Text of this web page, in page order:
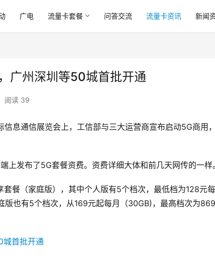
广电 流量卡套餐 问答交流 流量卡资讯 新闻
广州深圳等50城首批开通
阅读 39
息通信展览会上，工信部与三大运营商宣布启动5G商用
上发布了5G套餐资费。资费详细大体和前几天网传的一样。
餐（家庭版），其中个人版有5个档次，最低档为128元
版也有5个档次，从169元起每月（30GB)，最高档次为